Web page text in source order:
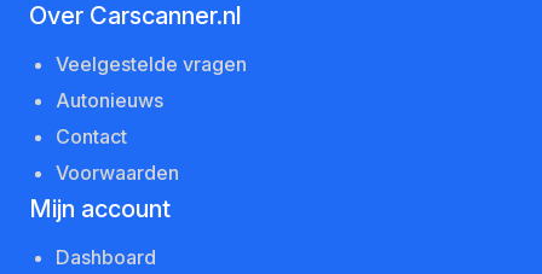
Over Carscanner.nl
Veelgestelde vragen
Autonieuws
Contact
Voorwaarden
Mijn account
Dashboard